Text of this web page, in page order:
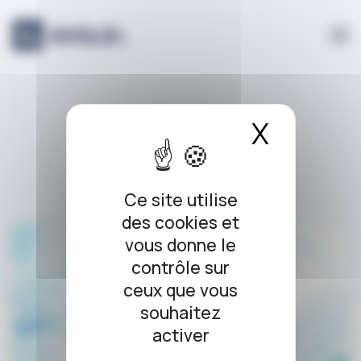
Panneau de gestion des cookies
Ce site utilise
des cookies et
vous donne le
contrôle sur
ceux que vous
souhaitez
activer
X